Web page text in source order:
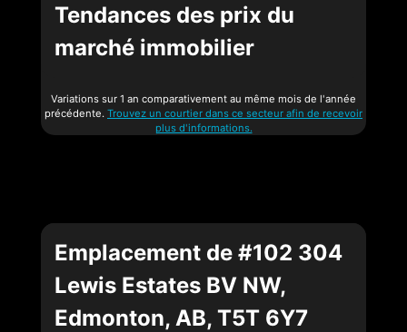
Tendances des prix du
marché immobilier
Variations sur 1 an comparativement au même mois de l'année
précédente. Trouvez un courtier dans ce secteur afin de recevoir
plus d'informations.
Emplacement de #102 304
Lewis Estates BV NW,
Edmonton, AB, T5T 6Y7